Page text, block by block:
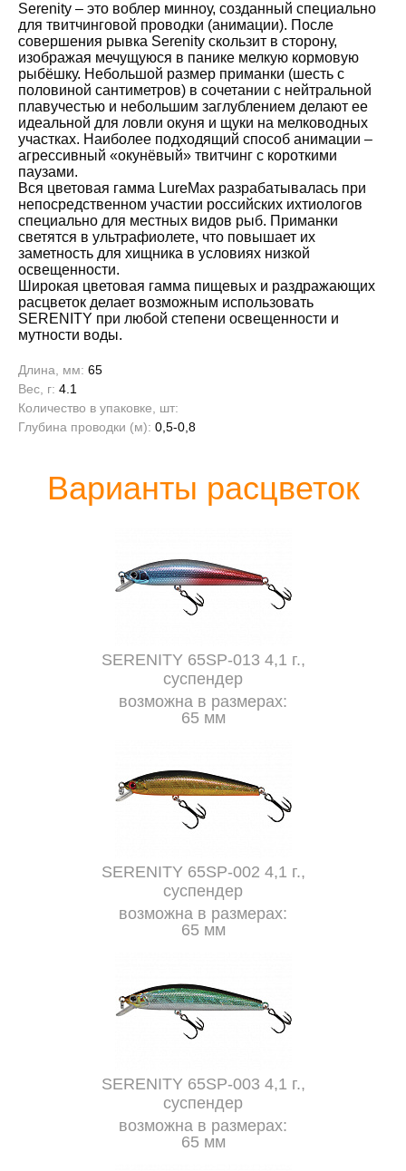
Serenity – это воблер минноу, созданный специально
для твитчинговой проводки (анимации). После
совершения рывка Serenity скользит в сторону,
изображая мечущуюся в панике мелкую кормовую
рыбёшку. Небольшой размер приманки (шесть с
половиной сантиметров) в сочетании с нейтральной
плавучестью и небольшим заглублением делают ее
идеальной для ловли окуня и щуки на мелководных
участках. Наиболее подходящий способ анимации –
агрессивный «окунёвый» твитчинг с короткими
паузами.
Вся цветовая гамма LureMax разрабатывалась при
непосредственном участии российских ихтиологов
специально для местных видов рыб. Приманки
светятся в ультрафиолете, что повышает их
заметность для хищника в условиях низкой
освещенности.
Широкая цветовая гамма пищевых и раздражающих
расцветок делает возможным использовать
SERENITY при любой степени освещенности и
мутности воды.
Длина, мм: 65
Вес, г: 4.1
Количество в упаковке, шт:
Глубина проводки (м): 0,5-0,8
Варианты расцветок
SERENITY 65SP-013 4,1 г.,
суспендер
возможна в размерах:
65 мм
SERENITY 65SP-002 4,1 г.,
суспендер
возможна в размерах:
65 мм
SERENITY 65SP-003 4,1 г.,
суспендер
возможна в размерах:
65 мм